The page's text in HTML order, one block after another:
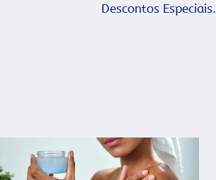
Descontos Especiais.